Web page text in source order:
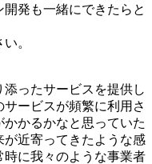
発も一緒にできたらと
。
ったサービスを提供し
ービスが頻繁に利用さ
かるかなと思っていた
が近寄ってきたような感
に我々のような事業者